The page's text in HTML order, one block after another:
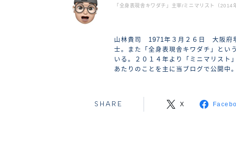
「全身表現舎キワダチ」主宰/ミニマリスト（2014
山林貴司 1971年３月２６日 大阪府
士。また「全身表現舎キワダチ」とい
いる。２０１４年より「ミニマリスト
あたりのことを主に当ブログで公開中。
SHARE X